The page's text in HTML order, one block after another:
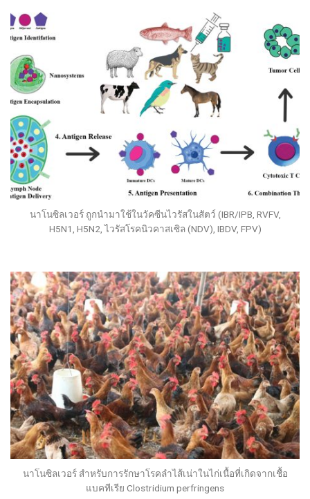
นาโนซิลเวอร์ ถูกนำมาใช้ในวัคซีนไวรัสในสัตว์ (IBR/IPB, RVFV,
H5N1, H5N2, ไวรัสโรคนิวคาสเซิล (NDV), IBDV, FPV)
นาโนซิลเวอร์ สำหรับการรักษาโรคลำไส้เน่าในไก่เนื้อที่เกิดจากเชื้อ
แบคทีเรีย Clostridium perfringens